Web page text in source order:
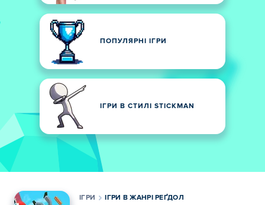
ПОПУЛЯРНІ ІГРИ
ІГРИ В СТИЛІ STICKMAN
ІГРИ ІГРИ В ЖАНРІ РЕҐДОЛ